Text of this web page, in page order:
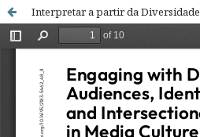
Interpretar a partir da Diversidade